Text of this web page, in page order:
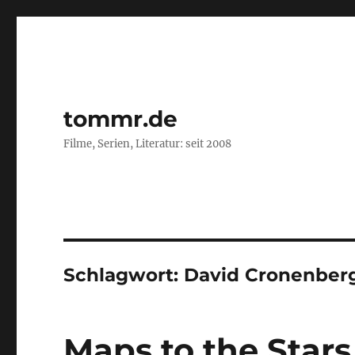
tommr.de
Filme, Serien, Literatur: seit 2008
Schlagwort: David